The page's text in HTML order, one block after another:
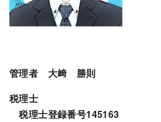
管理者 大﨑 勝則
税理士
税理士登録番号145163